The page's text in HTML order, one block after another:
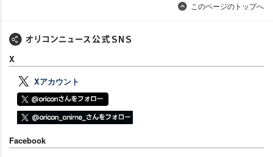
このページのトップへ
X
Xアカウント
Facebook